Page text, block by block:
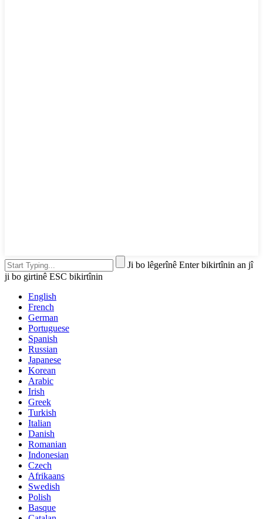
Ji bo lêgerînê Enter bikirtînin an jî
ji bo girtinê ESC bikirtînin
English
French
German
Portuguese
Spanish
Russian
Japanese
Korean
Arabic
Irish
Greek
Turkish
Italian
Danish
Romanian
Indonesian
Czech
Afrikaans
Swedish
Polish
Basque